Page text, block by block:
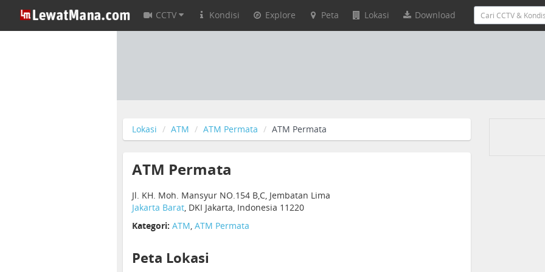
CCTV Kondisi Explore Peta Lokasi Download
Lokasi ATM ATM Permata ATM Permata
ATM Permata
Jl. KH. Moh. Mansyur NO.154 B,C, Jembatan Lima
Jakarta Barat, DKI Jakarta, Indonesia 11220
Kategori: ATM, ATM Permata
Peta Lokasi